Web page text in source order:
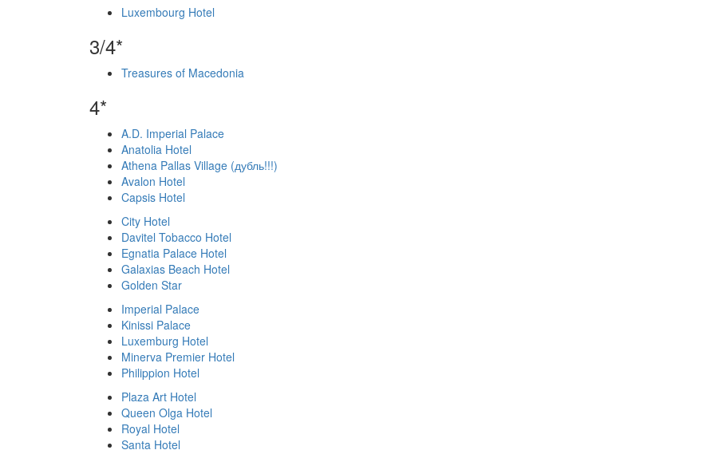
Luxembourg Hotel
3/4*
Treasures of Macedonia
4*
A.D. Imperial Palace
Anatolia Hotel
Athena Pallas Village (дубль!!!)
Avalon Hotel
Capsis Hotel
City Hotel
Davitel Tobacco Hotel
Egnatia Palace Hotel
Galaxias Beach Hotel
Golden Star
Imperial Palace
Kinissi Palace
Luxemburg Hotel
Minerva Premier Hotel
Philippion Hotel
Plaza Art Hotel
Queen Olga Hotel
Royal Hotel
Santa Hotel